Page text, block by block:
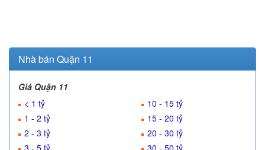
Nhà bán Quận 11
Giá Quận 11
< 1 tỷ
1 - 2 tỷ
2 - 3 tỷ
3 - 5 tỷ
10 - 15 tỷ
15 - 20 tỷ
20 - 30 tỷ
30 - 50 tỷ